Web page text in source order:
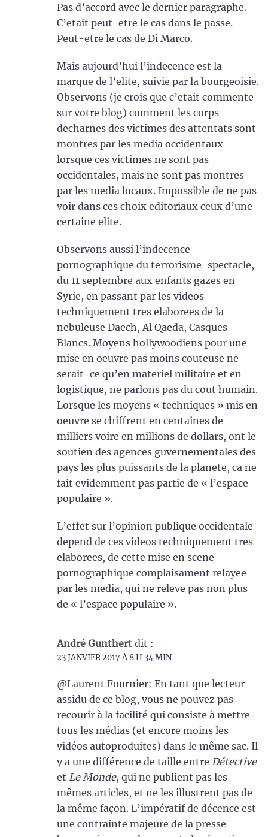
Pas d’accord avec le dernier paragraphe.
C’etait peut-etre le cas dans le passe.
Peut-etre le cas de Di Marco.
Mais aujourd’hui l’indecence est la
marque de l’elite, suivie par la bourgeoisie.
Observons (je crois que c’etait commente
sur votre blog) comment les corps
decharnes des victimes des attentats sont
montres par les media occidentaux
lorsque ces victimes ne sont pas
occidentales, mais ne sont pas montres
par les media locaux. Impossible de ne pas
voir dans ces choix editoriaux ceux d’une
certaine elite.
Observons aussi l’indecence
pornographique du terrorisme-spectacle,
du 11 septembre aux enfants gazes en
Syrie, en passant par les videos
techniquement tres elaborees de la
nebuleuse Daech, Al Qaeda, Casques
Blancs. Moyens hollywoodiens pour une
mise en oeuvre pas moins couteuse ne
serait-ce qu’en materiel militaire et en
logistique, ne parlons pas du cout humain.
Lorsque les moyens « techniques » mis en
oeuvre se chiffrent en centaines de
milliers voire en millions de dollars, ont le
soutien des agences guvernementales des
pays les plus puissants de la planete, ca ne
fait evidemment pas partie de « l’espace
populaire ».
L’effet sur l’opinion publique occidentale
depend de ces videos techniquement tres
elaborees, de cette mise en scene
pornographique complaisament relayee
par les media, qui ne releve pas non plus
de « l’espace populaire ».
André Gunthert dit :
23 JANVIER 2017 À 8 H 34 MIN
@Laurent Fournier: En tant que lecteur
assidu de ce blog, vous ne pouvez pas
recourir à la facilité qui consiste à mettre
tous les médias (et encore moins les
vidéos autoproduites) dans le même sac. Il
y a une différence de taille entre Détective
et Le Monde, qui ne publient pas les
mêmes articles, et ne les illustrent pas de
la même façon. L’impératif de décence est
une contrainte majeure de la presse